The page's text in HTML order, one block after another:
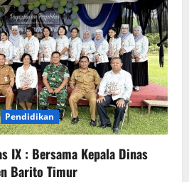
Pendidikan
IX : Bersama Kepala Dinas
Barito Timur